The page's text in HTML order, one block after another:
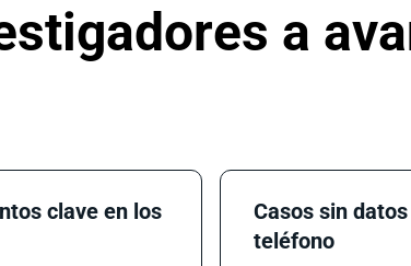
a
clave en los
Casos sin
teléfono